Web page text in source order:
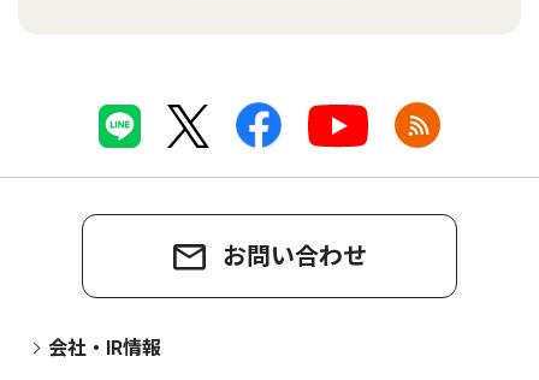
お問い合わせ
会社・IR情報